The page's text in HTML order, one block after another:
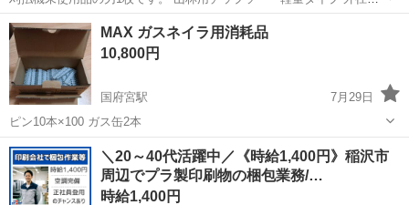
230mm チップ数54P 刃厚1.8mm 穴径25.4mm 一宮市内、稲沢市内に
引取りに来られる方宜しくお願いします。
愛知 一宮市 国府宮駅 その他 払機
MAX ガスネイラ用消耗品
10,800円
国府宮駅
7月29日
ピン10本×100 ガス缶2本
愛知 稲沢市 国府宮駅 その他 ガスネイラ
＼20～40代活躍中／《時給1,400円》稲沢市
周辺でプラ製印刷物の梱包業務/…
時給1,400円